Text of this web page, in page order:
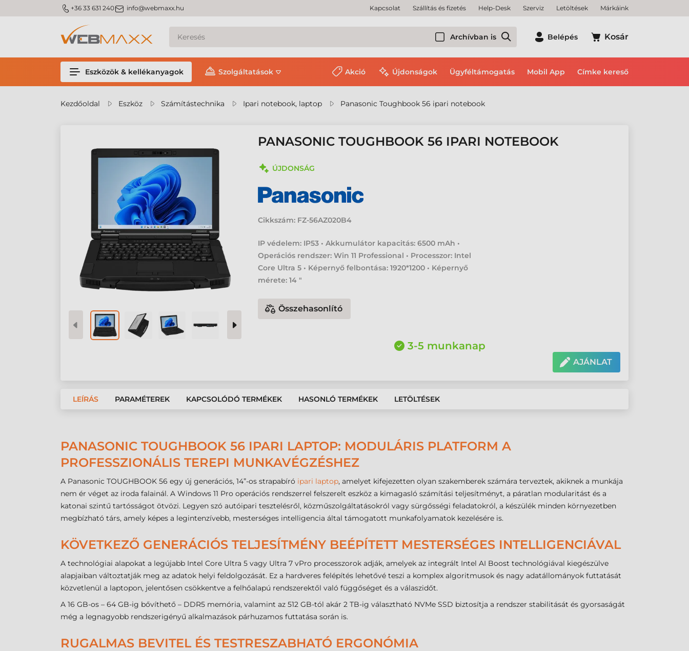
m_phone +36 33 631 240m_email info@webmaxx.hu Kapcsolat Szállítás és fizetés Help-Desk Szerviz Letöltések Márkáink
Archívban is Belépés Kosár
Eszközök & kellékanyagok Szolgáltatások Akció Újdonságok Ügyféltámogatás Mobil App Címke kereső
Kezdőoldal Eszköz Számítástechnika Ipari notebook, laptop Panasonic Toughbook 56 ipari notebook
PANASONIC TOUGHBOOK 56 IPARI NOTEBOOK
ÚJDONSÁG
Cikkszám: FZ-56AZ020B4
IP védelem: IP53 • Akkumulátor kapacitás: 6500 mAh •
Operációs rendszer: Win 11 Professional • Processzor: Intel
Core Ultra 5 • Képernyő felbontása: 1920*1200 • Képernyő
mérete: 14 "
Összehasonlító
3-5 munkanap
AJÁNLAT
LEÍRÁS PARAMÉTEREK KAPCSOLÓDÓ TERMÉKEK HASONLÓ TERMÉKEK LETÖLTÉSEK
PANASONIC TOUGHBOOK 56 IPARI LAPTOP: MODULÁRIS PLATFORM A
PROFESSZIONÁLIS TEREPI MUNKAVÉGZÉSHEZ
A Panasonic TOUGHBOOK 56 egy új generációs, 14”-os strapabíró ipari laptop, amelyet kifejezetten olyan szakemberek számára terveztek, akiknek a munkája
nem ér véget az iroda falainál. A Windows 11 Pro operációs rendszerrel felszerelt eszköz a kimagasló számítási teljesítményt, a páratlan modularitást és a
katonai szintű tartósságot ötvözi. Legyen szó autóipari tesztelésről, közműszolgáltatásokról vagy sürgősségi feladatokról, a készülék minden környezetben
megbízható társ, amely képes a legintenzívebb, mesterséges intelligencia által támogatott munkafolyamatok kezelésére is.
KÖVETKEZŐ GENERÁCIÓS TELJESÍTMÉNY BEÉPÍTETT MESTERSÉGES INTELLIGENCIÁVAL
A technológiai alapokat a legújabb Intel Core Ultra 5 vagy Ultra 7 vPro processzorok adják, amelyek az integrált Intel AI Boost technológiával kiegészülve
alapjaiban változtatják meg az adatok helyi feldolgozását. Ez a hardveres felépítés lehetővé teszi a komplex algoritmusok és nagy adatállományok futtatását
közvetlenül a laptopon, jelentősen csökkentve a felhőalapú rendszerektől való függőséget és a válaszidőt.
A 16 GB-os – 64 GB-ig bővíthető – DDR5 memória, valamint az 512 GB-tól akár 2 TB-ig választható NVMe SSD biztosítja a rendszer stabilitását és gyorsaságát
még a legnagyobb rendszerigényű alkalmazások párhuzamos futtatása során is.
RUGALMAS BEVITEL ÉS TESTRESZABHATÓ ERGONÓMIA